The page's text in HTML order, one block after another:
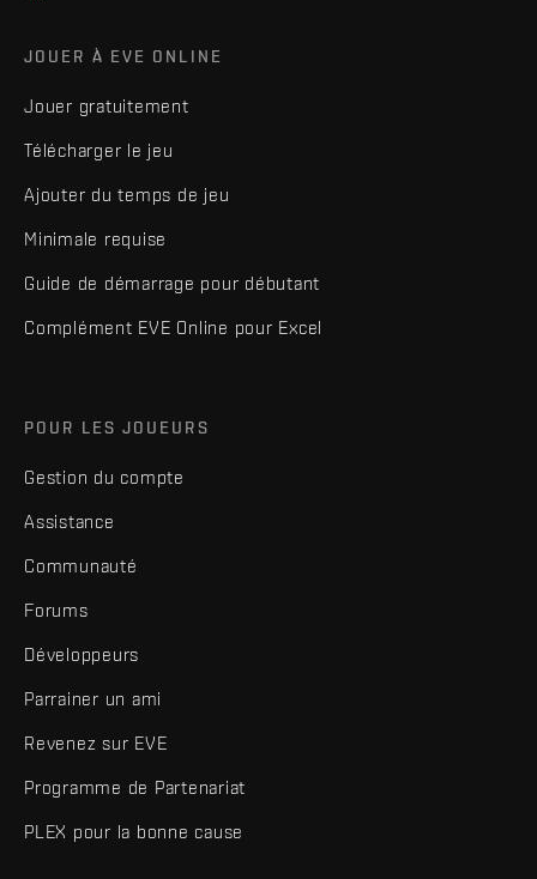
JOUER À EVE ONLINE
Jouer gratuitement
Télécharger le jeu
Ajouter du temps de jeu
Minimale requise
Guide de démarrage pour débutant
Complément EVE Online pour Excel
POUR LES JOUEURS
Gestion du compte
Assistance
Communauté
Forums
Développeurs
Parrainer un ami
Revenez sur EVE
Programme de Partenariat
PLEX pour la bonne cause